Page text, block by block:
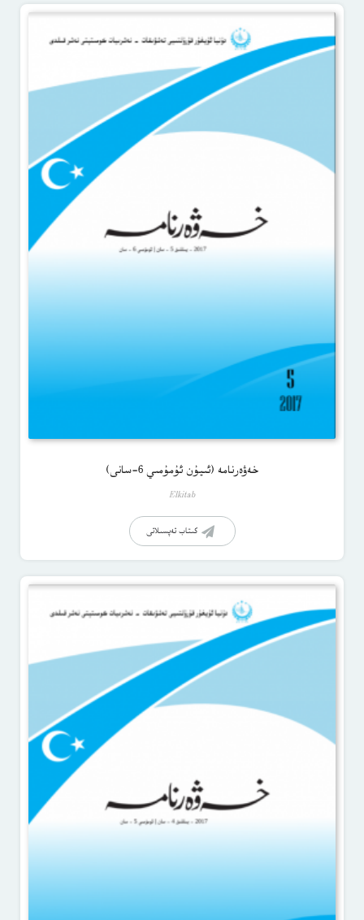
خەۋەرنامە (ئىيۇن ئۇمۇمىي 6-سانى)
Elkitab
كىتاب تەپسىلاتى